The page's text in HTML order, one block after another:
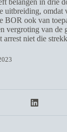
in
BOR ook van
van
niet die